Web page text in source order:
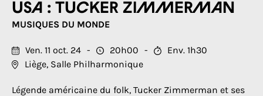
USA : Tucker Zimmerman
MUSIQUES DU MONDE
Ven. 11 oct. 24 20h00
Env. 1h30
Liège, Salle Philharmonique
Légende américaine du folk, Tucker Zimmerman et ses